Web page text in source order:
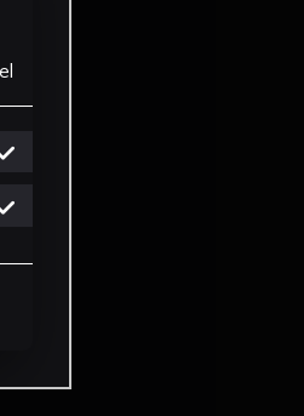
de Personalizacion